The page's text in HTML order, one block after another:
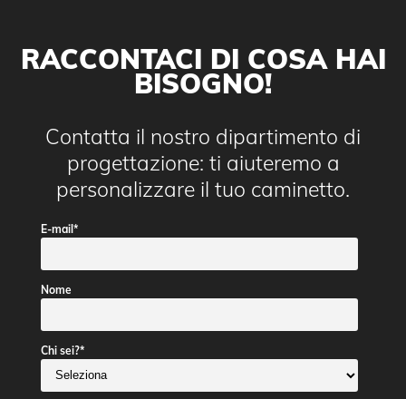
RACCONTACI DI COSA HAI
BISOGNO!
Contatta il nostro dipartimento di
progettazione: ti aiuteremo a
personalizzare il tuo caminetto.
E-mail*
Nome
Chi sei?*